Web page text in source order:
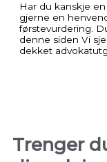
Har du kanskje
gjerne en
førstevurdering.
denne siden Vi
dekket
Trenger